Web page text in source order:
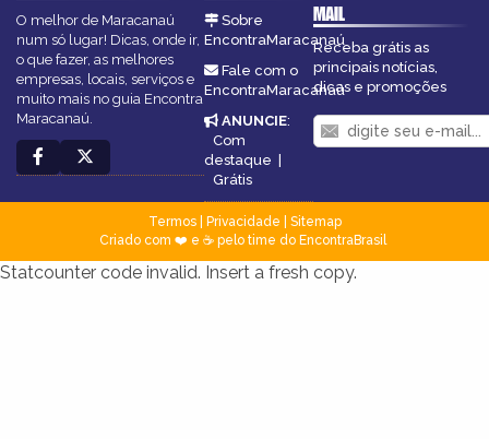
O melhor de Maracanaú
num só lugar! Dicas, onde ir,
o que fazer, as melhores
empresas, locais, serviços e
muito mais no guia Encontra
Maracanaú.
Sobre
EncontraMaracanaú
Fale com o
EncontraMaracanaú
ANUNCIE:
Com
destaque
Grátis
MAIL
Receba grátis as
principais notícias,
dicas e promoções
Termos| Privacidade
Sitemap
Criado com ❤️ e ☕ pelo time do EncontraBrasil
Statcounter code invalid. Insert a fresh copy.